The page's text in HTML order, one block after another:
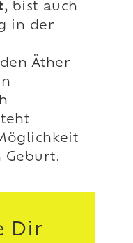
, bist auch
in der
Äther
Geburt.
Dir